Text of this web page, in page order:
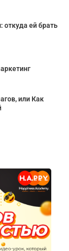
откуда ей брать
или Как